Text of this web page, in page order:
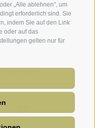
„Alle ablehnen", um
erforderlich sind. Sie
indem Sie auf den Link
oder auf das
gelten nur für